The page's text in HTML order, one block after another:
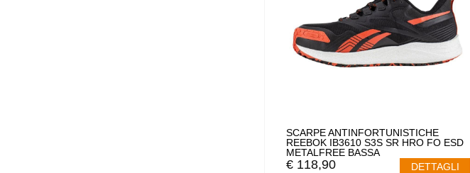
SCARPE ANTINFORTUNISTICHE
REEBOK IB3610 S3S SR HRO FO ESD
METALFREE BASSA
€ 118,90 DETTAGLI